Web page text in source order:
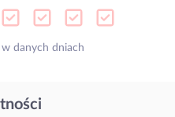
danych dniach